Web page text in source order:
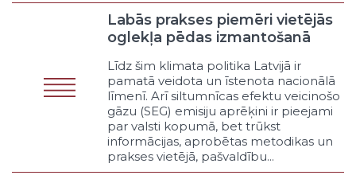
Atbalsts vecajiem ļaudīm
Citi sociālās drošības pasākumi
Veselības aizsardzība
Slimnīcas pakalpojumi
Atbalsts sekundārajai
ambulatorajai veselības aprūpei
(speciālistu pieejamība)
Atbalsts ģimenes ārstiem
(vispārējās prakses ārstu
pieejamība)
Labās prakses piemēri vietējās
oglekļa pēdas izmantošanā
Līdz šim klimata politika Latvijā ir
pamatā veidota un īstenota nacionālā
līmenī. Arī siltumnīcas efektu veicinošo
gāzu (SEG) emisiju aprēķini ir pieejami
par valsti kopumā, bet trūkst
informācijas, aprobētas metodikas un
prakses vietējā, pašvaldību...